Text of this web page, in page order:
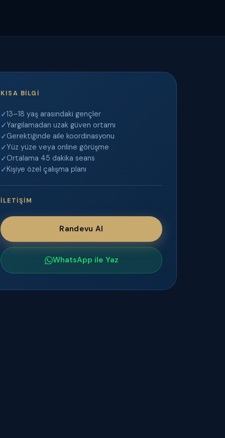
KISA BILGI
13–18 yaş arasındaki gençler
Yargılamadan uzak güven ortamı
Gerektiğinde aile koordinasyonu
Yüz yüze veya online görüşme
Ortalama 45 dakika seans
Kişiye özel çalışma planı
İLETIŞIM
Randevu Al
WhatsApp ile Yaz